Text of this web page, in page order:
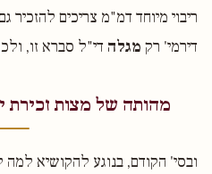
ריבוי מיוחד דמ"מ צריכים
דירמי' רק מגלה די"ל סברא זו,
מהותה של מצות זכירת
ובסי' הקודם, בנוגע להקושיא למה